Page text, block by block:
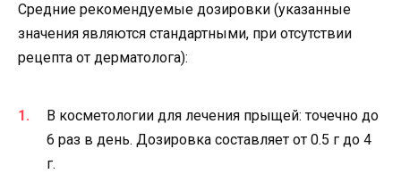
Средние рекомендуемые дозировки (указанные
значения являются стандартными, при отсутствии
рецепта от дерматолога):
В косметологии для лечения прыщей: точечно до
6 раз в день. Дозировка составляет от 0.5 г до 4
г.